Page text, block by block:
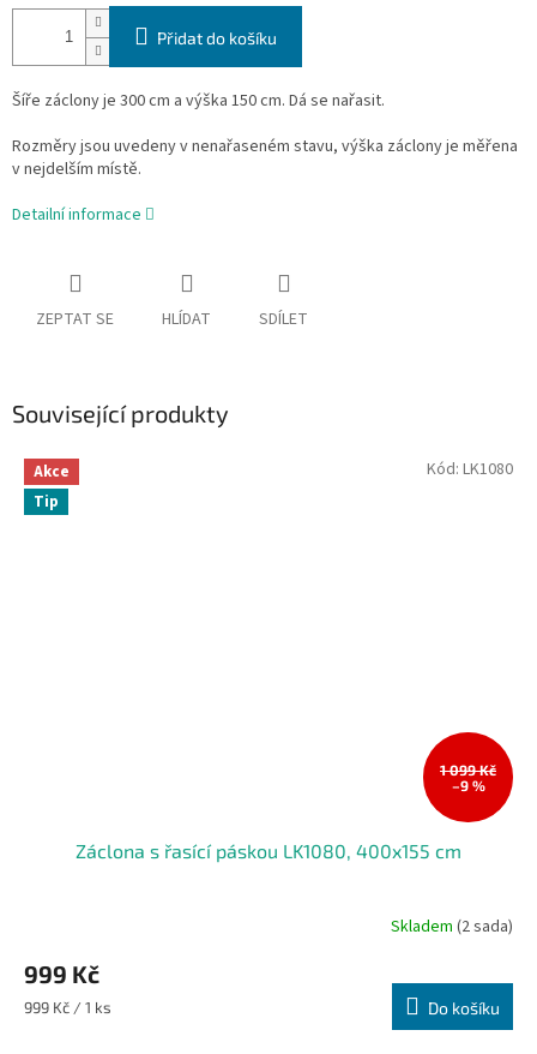
Přidat do košíku
Šíře záclony je 300 cm a výška 150 cm. Dá se nařasit.
Rozměry jsou uvedeny v nenařaseném stavu, výška záclony je měřena
v nejdelším místě.
Detailní informace
ZEPTAT SE HLÍDAT SDÍLET
Související produkty
Akce
Tip
1 099 Kč
–9 %
Záclona s řasící páskou LK1080, 400x155 cm
Skladem (2 sada)
999 Kč
Měrná
999 Kč / 1 ks Do košíku
Kód: LK1080